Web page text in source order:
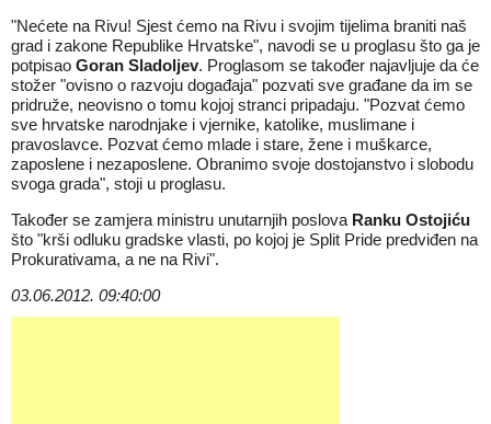
"Nećete na Rivu! Sjest ćemo na Rivu i svojim tijelima braniti naš
grad i zakone Republike Hrvatske", navodi se u proglasu što ga je
potpisao Goran Sladoljev. Proglasom se također najavljuje da će
stožer "ovisno o razvoju događaja" pozvati sve građane da im se
pridruže, neovisno o tomu kojoj stranci pripadaju. "Pozvat ćemo
sve hrvatske narodnjake i vjernike, katolike, muslimane i
pravoslavce. Pozvat ćemo mlade i stare, žene i muškarce,
zaposlene i nezaposlene. Obranimo svoje dostojanstvo i slobodu
svoga grada", stoji u proglasu.
Također se zamjera ministru unutarnjih poslova Ranku Ostojiću
što "krši odluku gradske vlasti, po kojoj je Split Pride predviđen na
Prokurativama, a ne na Rivi".
03.06.2012. 09:40:00